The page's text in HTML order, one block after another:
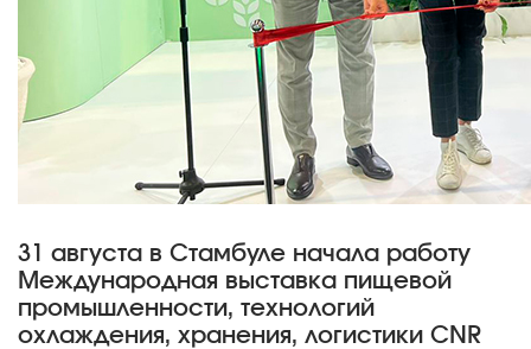
31 августа в Стамбуле начала работу
Международная выставка пищевой
промышленности, технологий
охлаждения, хранения, логистики CNR